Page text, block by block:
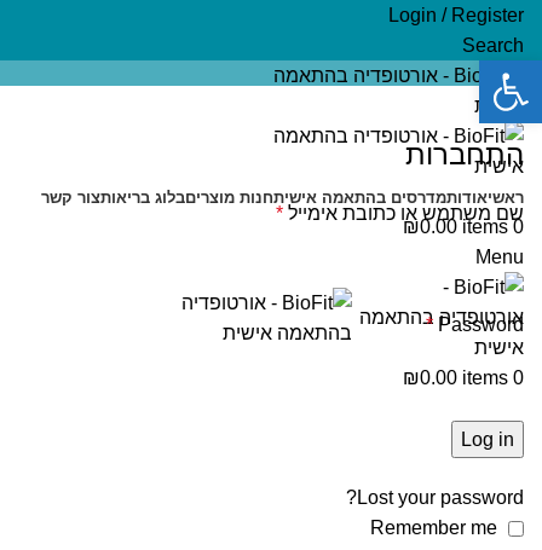
Login / Register
Search
ראשיאודותמדרסים בהתאמה אישיתחנות מוצריםבלוג בריאותצור קשר
0
items
₪0.00
Menu
0
items
₪0.00
התחברות
שם משתמש או כתובת אימייל *
Password
*
Log in
Lost your password?
Remember me
פתח סרגל נגישות